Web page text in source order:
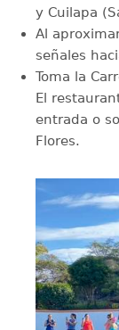
y Cuilapa
Al
señales
Toma la
El
entrada o
Flores.